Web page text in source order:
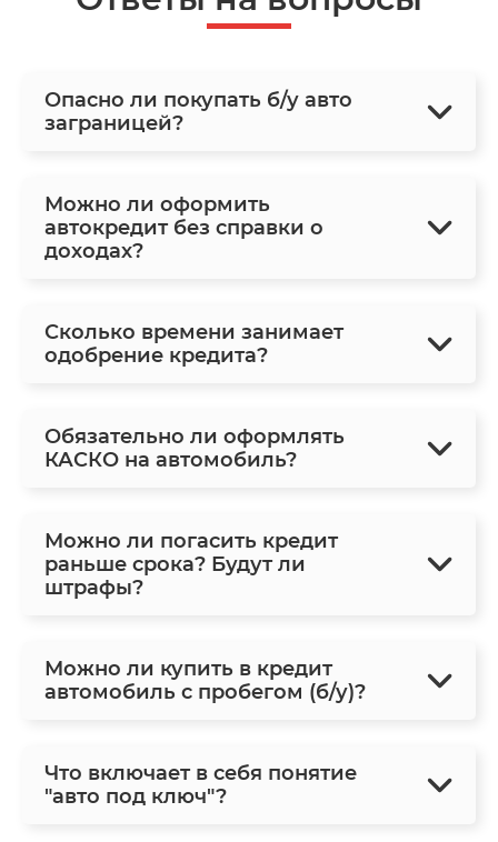
Опасно ли покупать б/у авто
заграницей?
Можно ли оформить
автокредит без справки о
доходах?
Сколько времени занимает
одобрение кредита?
Обязательно ли оформлять
КАСКО на автомобиль?
Можно ли погасить кредит
раньше срока? Будут ли
штрафы?
Можно ли купить в кредит
автомобиль с пробегом (б/у)?
Что включает в себя понятие
"авто под ключ"?